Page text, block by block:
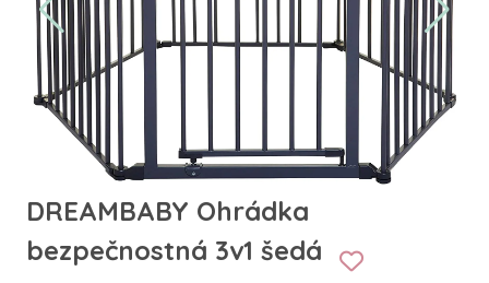
DREAMBABY Ohrádka
bezpečnostná 3v1 šedá